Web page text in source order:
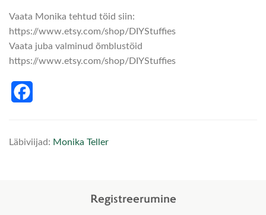
Vaata Monika tehtud töid siin:
https://www.etsy.com/shop/DIYStuffies
Vaata juba valminud õmblustöid
https://www.etsy.com/shop/DIYStuffies
Läbiviijad: Monika Teller
Registreerumine